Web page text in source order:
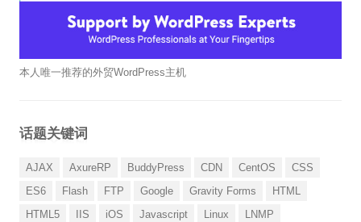
本人唯一推荐的外贸WordPress主机
话题关键词
AJAX AxureRP BuddyPress CDN CentOS
CSS
ES6
Flash FTP Google Gravity Forms
HTML
HTML5
IIS iOS Javascript Linux
LNMP